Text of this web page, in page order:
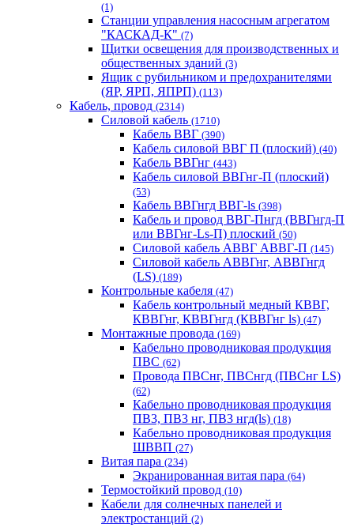
(1)
Станции управления насосным агрегатом
"КАСКАД-К" (7)
Щитки освещения для производственных и
общественных зданий (3)
Ящик с рубильником и предохранителями
(ЯР, ЯРП, ЯПРП) (113)
Кабель, провод (2314)
Силовой кабель (1710)
Кабель ВВГ (390)
Кабель силовой ВВГ П (плоский) (40)
Кабель ВВГнг (443)
Кабель силовой ВВГнг-П (плоский)
(53)
Кабель ВВГнгд ВВГ-ls (398)
Кабель и провод ВВГ-Пнгд (ВВГнгд-П
или ВВГнг-Ls-П) плоский (50)
Силовой кабель АВВГ АВВГ-П (145)
Силовой кабель АВВГнг, АВВГнгд
(LS) (189)
Контрольные кабеля (47)
Кабель контрольный медный КВВГ,
КВВГнг, КВВГнгд (КВВГнг ls) (47)
Монтажные провода (169)
Кабельно проводниковая продукция
ПВС (62)
Провода ПВСнг, ПВСнгд (ПВСнг LS)
(62)
Кабельно проводниковая продукция
ПВ3, ПВ3 нг, ПВ3 нгд(ls) (18)
Кабельно проводниковая продукция
ШВВП (27)
Витая пара (234)
Экранированная витая пара (64)
Термостойкий провод (10)
Кабели для солнечных панелей и
электростанций (2)